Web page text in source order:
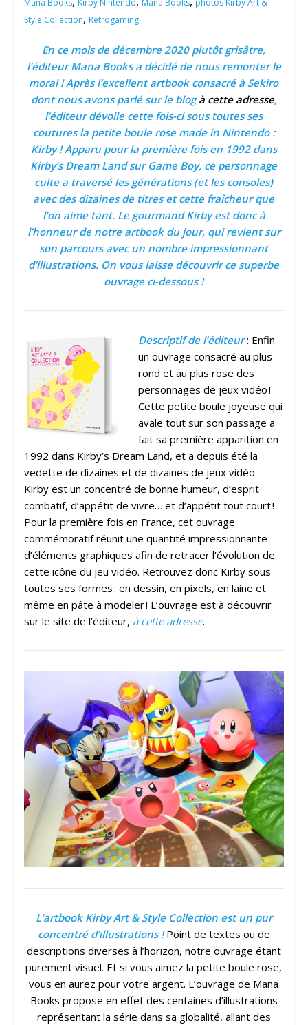
Mana Books Kirby Nintendo Mana Books photos Kirby Art &
Style Collection, Retrogaming
En ce mois de décembre 2020 plutôt grisâtre,
l’éditeur Mana Books a décidé de nous remonter le
moral ! Après l’excellent artbook consacré à Sekiro
dont nous avons parlé sur le blogà cette adresse,
l’éditeur dévoile cette fois-ci sous toutes ses
coutures la petite boule rose made in Nintendo :
Kirby ! Apparu pour la première fois en 1992 dans
Kirby’s Dream Land sur Game Boy, ce personnage
culte a traversé les générations (et les consoles)
avec des dizaines de titres et cette fraîcheur que
l’on aime tant. Le gourmand Kirby est donc à
l’honneur de notre artbook du jour, qui revient sur
son parcours avec un nombre impressionnant
d’illustrations. On vous laisse découvrir ce superbe
ouvrage ci-dessous !
Descriptif de l’éditeur : Enfin
un ouvrage consacré au plus
rond et au plus rose des
personnages de jeux vidéo !
Cette petite boule joyeuse qui
avale tout sur son passage a
fait sa première apparition en
1992 dans Kirby’s Dream Land, et a depuis été la
vedette de dizaines et de dizaines de jeux vidéo.
Kirby est un concentré de bonne humeur, d’esprit
combatif, d’appétit de vivre… et d’appétit tout court !
Pour la première fois en France, cet ouvrage
commémoratif réunit une quantité impressionnante
d’éléments graphiques afin de retracer l’évolution de
cette icône du jeu vidéo. Retrouvez donc Kirby sous
toutes ses formes : en dessin, en pixels, en laine et
même en pâte à modeler ! L’ouvrage est à découvrir
sur le site de l’éditeur, à cette adresse.
L’artbook Kirby Art & Style Collection est un pur
concentré d’illustrations !Point de textes ou de
descriptions diverses à l’horizon, notre ouvrage étant
purement visuel. Et si vous aimez la petite boule rose,
vous en aurez pour votre argent. L’ouvrage de Mana
Books propose en effet des centaines d’illustrations
représentant la série dans sa globalité, allant des